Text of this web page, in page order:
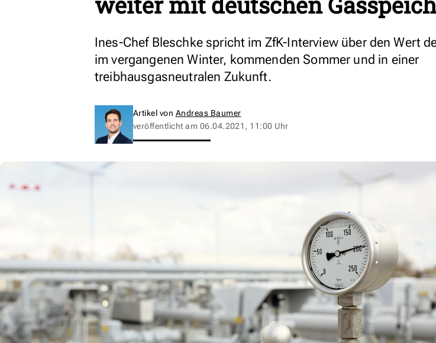
Ines-Chef Bleschke spricht im ZfK-Interview über den Wert
im vergangenen Winter, kommenden Sommer und in einer
treibhausgasneutralen Zukunft.
Artikel von Andreas Baumer
veröffentlicht am 06.04.2021, 11:00 Uhr